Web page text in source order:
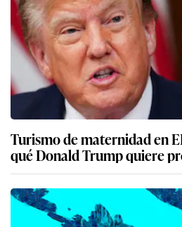
Turismo de maternidad en
qué Donald Trump quiere